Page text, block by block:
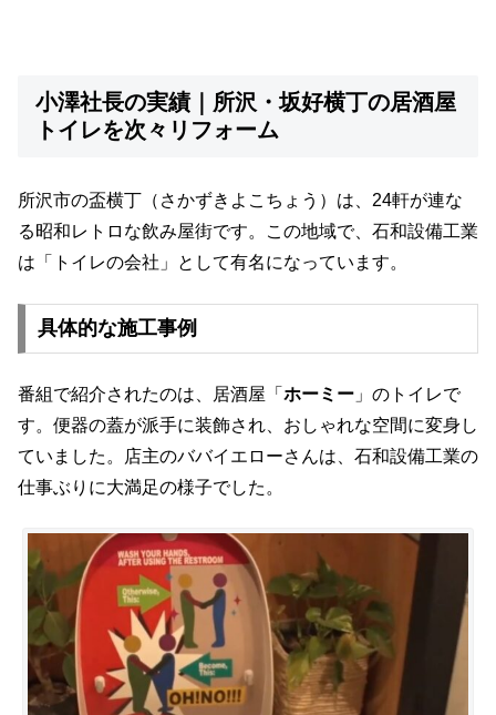
小澤社長の実績｜所沢・坂好横丁の居酒屋
トイレを次々リフォーム
所沢市の盃横丁（さかずきよこちょう）は、24軒が連な
る昭和レトロな飲み屋街です。この地域で、石和設備工業
は「トイレの会社」として有名になっています。
具体的な施工事例
番組で紹介されたのは、居酒屋「 ホーミー 」のトイレで
す。便器の蓋が派手に装飾され、おしゃれな空間に変身し
ていました。店主のババイエローさんは、石和設備工業の
仕事ぶりに大満足の様子でした。